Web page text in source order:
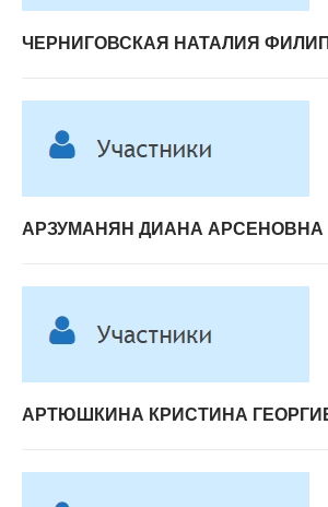
ЧЕРНИГОВСКАЯ НАТАЛИЯ
АРЗУМАНЯН ДИАНА АРСЕНОВНА
АРТЮШКИНА КРИСТИНА